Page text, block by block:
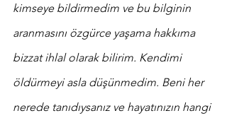
kimseye bildirmedim ve bu bilginin
aranmasını özgürce yaşama hakkıma
bizzat ihlal olarak bilirim. Kendimi
öldürmeyi asla düşünmedim. Beni her
nerede tanıdıysanız ve hayatınızın hangi